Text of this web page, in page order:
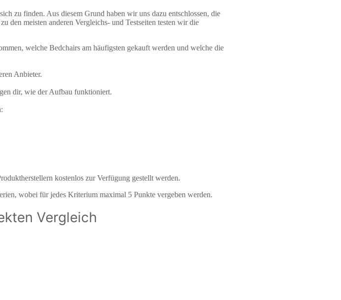
zu finden. Aus diesem Grund haben wir uns dazu entschlossen, die
den meisten anderen Vergleichs- und Testseiten testen wir die
welche Bedchairs am häufigsten gekauft werden und welche die
Anbieter.
dir, wie der Aufbau funktioniert.
kostenlos zur Verfügung gestellt werden.
wobei für jedes Kriterium maximal 5 Punkte vergeben werden.
Vergleich